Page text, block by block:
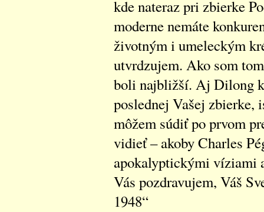
kde nateraz pri zbierke
moderne nemáte
životným i umeleckým
utvrdzujem. Ako som
boli najbližší. Aj Dilong
poslednej Vašej zbierke,
môžem súdiť po prvom
vidieť – akoby Charles
apokalyptickými víziami
Vás pozdravujem, Váš
1948“